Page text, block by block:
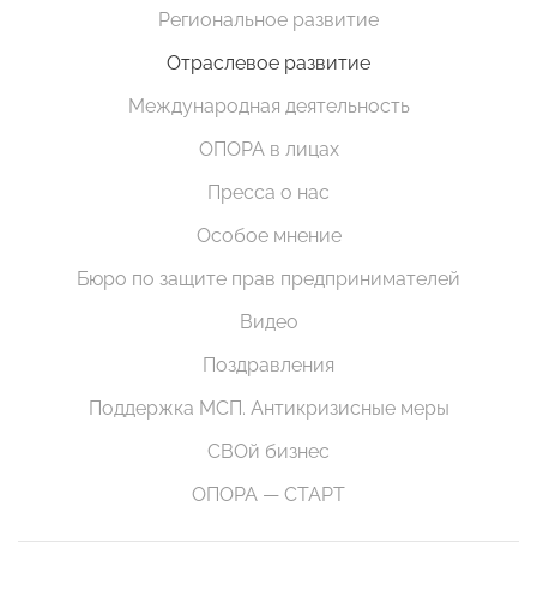
Региональное развитие
Отраслевое развитие
Международная деятельность
ОПОРА в лицах
Пресса о нас
Особое мнение
Бюро по защите прав предпринимателей
Видео
Поздравления
Поддержка МСП. Антикризисные меры
СВОй бизнес
ОПОРА — СТАРТ